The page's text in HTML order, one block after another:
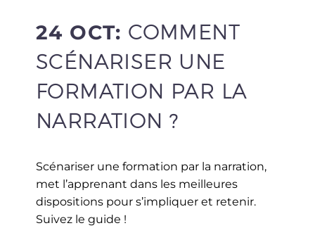
24 OCT: COMMENT
SCÉNARISER UNE
FORMATION PAR LA
NARRATION ?
Scénariser une formation par la narration,
met l’apprenant dans les meilleures
dispositions pour s’impliquer et retenir.
Suivez le guide !